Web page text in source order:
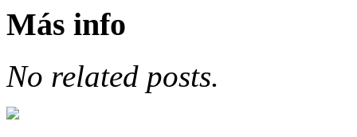
Más info
No related posts.